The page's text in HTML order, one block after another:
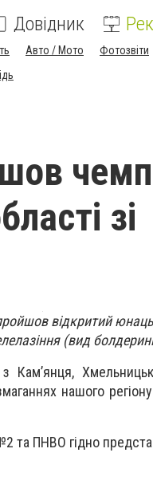
Довідник
Авто / Мото Фотозвіти
зі
відкритий
(вид
Кам’янця,
нашого
та ПНВО гідно